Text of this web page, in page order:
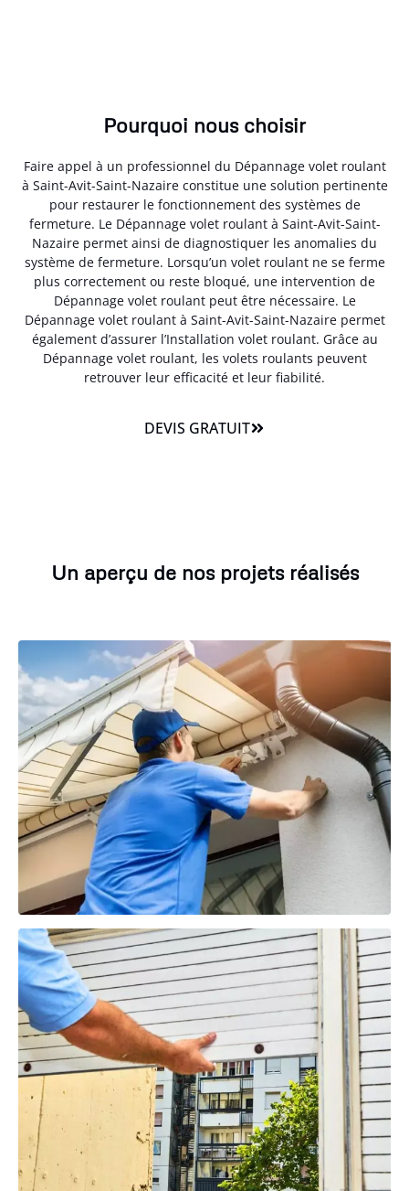
Pourquoi nous choisir
Faire appel à un professionnel du Dépannage volet roulant
à Saint-Avit-Saint-Nazaire constitue une solution pertinente
pour restaurer le fonctionnement des systèmes de
fermeture. Le Dépannage volet roulant à Saint-Avit-Saint-
Nazaire permet ainsi de diagnostiquer les anomalies du
système de fermeture. Lorsqu’un volet roulant ne se ferme
plus correctement ou reste bloqué, une intervention de
Dépannage volet roulant peut être nécessaire. Le
Dépannage volet roulant à Saint-Avit-Saint-Nazaire permet
également d’assurer l’Installation volet roulant. Grâce au
Dépannage volet roulant, les volets roulants peuvent
retrouver leur efficacité et leur fiabilité.
DEVIS GRATUIT
Un aperçu de nos projets réalisés